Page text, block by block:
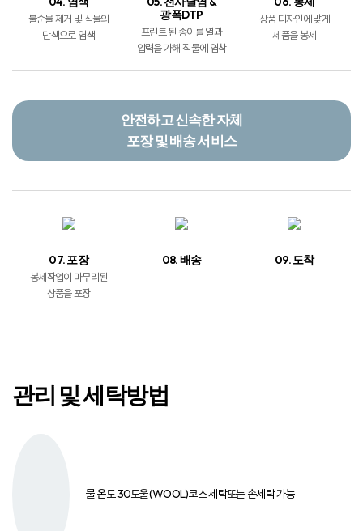
불순물 제거 및 직물의
단색으로 염색
광폭DTP
프린트 된 종이를 열과
압력을 가해 직물에 염착
상품 디자인에 맞게
제품을 봉제
안전하고 신속한 자체
포장 및 배송 서비스
07. 포장
봉제작업이 마무리된
상품을 포장
08. 배송 09. 도착
관리 및 세탁방법
물 온도 30도울(WOOL)코스 세탁또는 손세탁 가능